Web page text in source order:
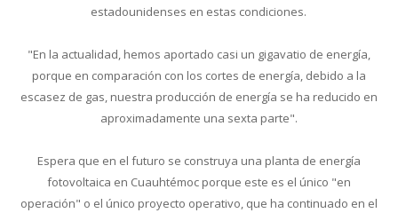
estadounidenses en estas condiciones.
"En la actualidad, hemos aportado casi un gigavatio de energía,
porque en comparación con los cortes de energía, debido a la
escasez de gas, nuestra producción de energía se ha reducido en
aproximadamente una sexta parte".
Espera que en el futuro se construya una planta de energía
fotovoltaica en Cuauhtémoc porque este es el único "en
operación" o el único proyecto operativo, que ha continuado en el